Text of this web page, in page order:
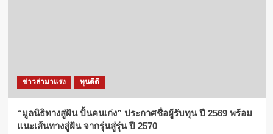
ข่าวล่ามาแรง ทุนดีดี
“มูลนิธิทางสู่ฝัน ปั้นคนเก่ง” ประกาศชื่อผู้รับทุน ปี 2569 พร้อม
แนะเส้นทางสู่ฝัน จากรุ่นสู่รุ่น ปี 2570